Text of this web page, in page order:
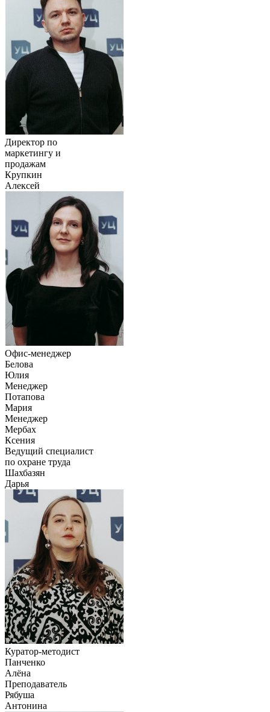
Директор по
маркетингу и
продажам
Крупкин
Алексей
Офис-менеджер
Белова
Юлия
Менеджер
Потапова
Мария
Менеджер
Мербах
Ксения
Ведущий специалист
по охране труда
Шахбазян
Дарья
Куратор-методист
Панченко
Алёна
Преподаватель
Рябуша
Антонина